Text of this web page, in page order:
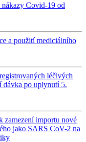
nákazy Covid-19 od
a použití mediciálního
léčivých
dávka po uplynutí 5.
zamezení importu nové
jako SARS CoV-2 na